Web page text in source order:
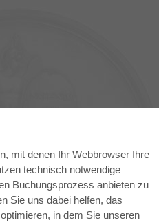
mit denen Ihr Webbrowser Ihre
technisch notwendige
Buchungsprozess anbieten zu
Sie uns dabei helfen, das
in dem Sie unseren